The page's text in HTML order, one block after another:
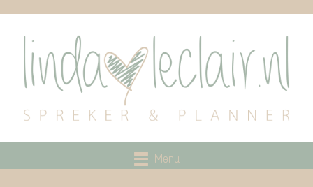
Menu